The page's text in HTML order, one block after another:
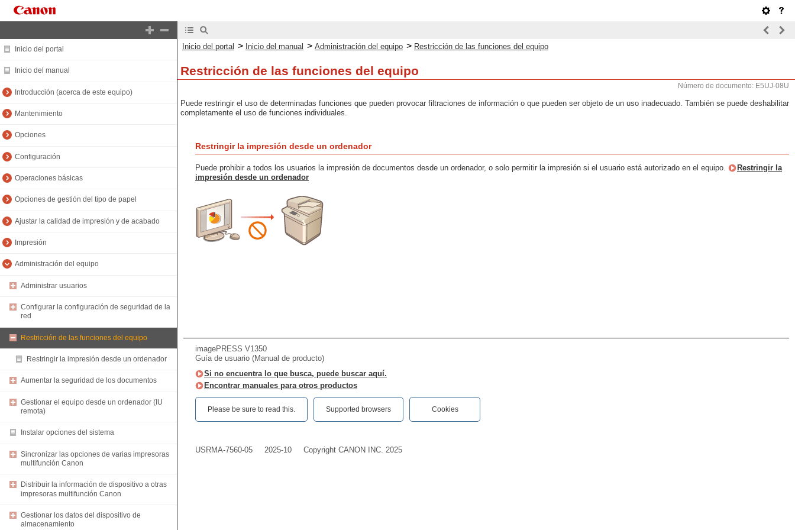
Inicio del portal
Inicio del manual
Introducción (acerca de este equipo)
Mantenimiento
Opciones
Configuración
Operaciones básicas
Opciones de gestión del tipo de papel
Ajustar la calidad de impresión y de acabado
Impresión
Administración del equipo
Administrar usuarios
Configurar la configuración de seguridad de la
red
Restricción de las funciones del equipo
Restringir la impresión desde un ordenador
Aumentar la seguridad de los documentos
Gestionar el equipo desde un ordenador (IU
remota)
Instalar opciones del sistema
Sincronizar las opciones de varias impresoras
multifunción Canon
Distribuir la información de dispositivo a otras
impresoras multifunción Canon
Gestionar los datos del dispositivo de
almacenamiento
Inicio del portal > Inicio del manual > Administración del equipo > Restricción de las funciones del equipo
Restricción de las funciones del equipo
Número de documento: E5UJ-08U
Puede restringir el uso de determinadas funciones que pueden provocar filtraciones de información o que pueden ser objeto de un uso inadecuado. También se puede deshabilitar
completamente el uso de funciones individuales.
Restringir la impresión desde un ordenador
Puede prohibir a todos los usuarios la impresión de documentos desde un ordenador, o solo permitir la impresión si el usuario está autorizado en el equipo.
Restringir la
impresión desde un ordenador
imagePRESS V1350
Guía de usuario (Manual de producto)
Si no encuentra lo que busca, puede buscar aquí.
Encontrar manuales para otros productos
Please be sure to read this.‎ Supported browsers Cookies
USRMA-7560-05 2025-10 Copyright CANON INC. 2025